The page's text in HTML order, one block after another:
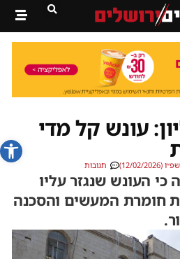
פתח
עונש קל מדי
2026) תגובות
כי העונש שנגזר עליו
חומרת המעשים והסכנה